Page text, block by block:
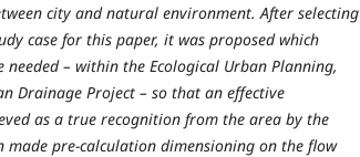
city and natural environment. After selecting
case for this paper, it was proposed which
– within the Ecological Urban Planning,
Drainage Project – so that an effective
as a true recognition from the area by the
made pre-calculation dimensioning on the flow